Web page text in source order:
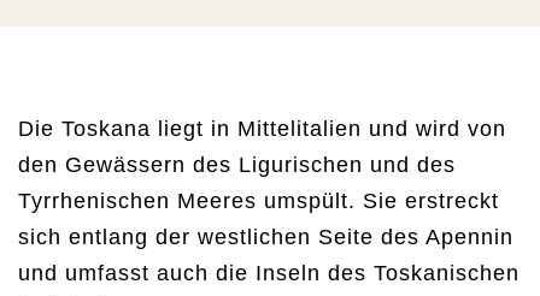
Die Toskana liegt in Mittelitalien und wird von
den Gewässern des Ligurischen und des
Tyrrhenischen Meeres umspült. Sie erstreckt
sich entlang der westlichen Seite des Apennin
und umfasst auch die Inseln des Toskanischen